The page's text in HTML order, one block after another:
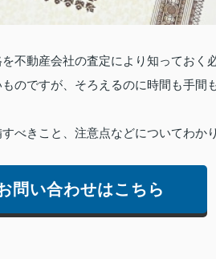
不動産会社の査定により知っておく
のですが、そろえるのに時間も手間
べきこと、注意点などについてわか
問い合わせはこちら